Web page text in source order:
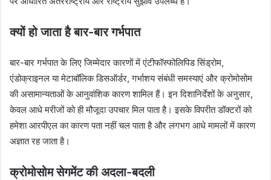
क्यों हो जाता है बार-बार गर्भपात
बार-बार गर्भपात के लिए जिम्मेदार कारणों में एंटीफॉस्फोलिपिड सिंड्रोम,
एंडोक्राइनल या मेटाबॉलिक डिसऑर्डर, गर्भाशय संबंधी समस्याएं और क्रोमोसोम
की असामान्यताओं के आनुवांशिक कारण शामिल हैं। इन दिशानिर्देशों के अनुसार,
केवल आधे मरीजों को ही मौजूदा उपचार मिल पाता है। इसके विपरीत डॉक्टरों को
हमेशा आरपीएल का कारण पता नहीं चल पाता है और लगभग आधे मामलों में कारण
अज्ञात रह जाता है।
क्रोमोसोम सेगमेंट की अदला-बदली